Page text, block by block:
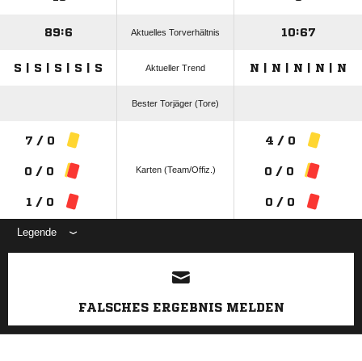
89:6 Aktuelles Torverhältnis 10:67
S | S | S | S | S Aktueller Trend N | N | N | N | N
Bester Torjäger (Tore)
7 / 0
0 / 0
1 / 0
Karten (Team/Offiz.)
4 / 0
0 / 0
0 / 0
Legende
ANZEIGE
FALSCHES ERGEBNIS MELDEN